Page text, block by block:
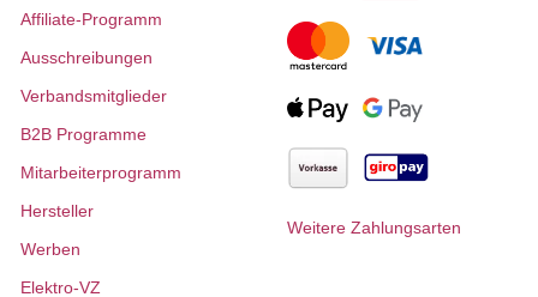
Affiliate-Programm
Ausschreibungen
Verbandsmitglieder
B2B Programme
Mitarbeiterprogramm
Hersteller
Werben
Elektro-VZ
Weitere Zahlungsarten